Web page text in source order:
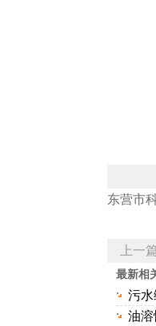
东营市
上一
最新相
污
油